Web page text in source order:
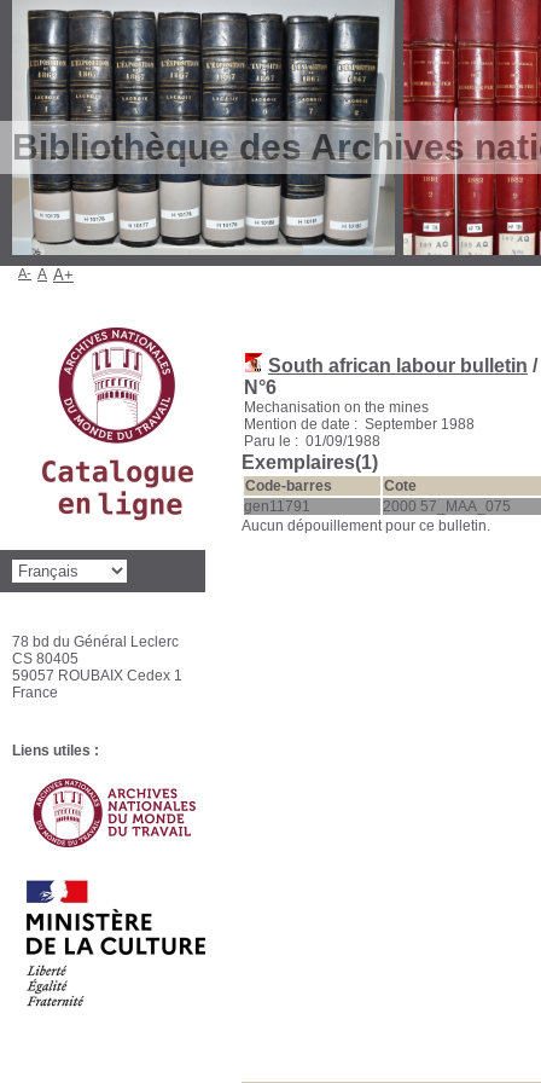
Bibliothèque des Archives
South african labour bulletin
N°6
Mechanisation on the mines
Mention de date : September 1988
Paru le : 01/09/1988
Exemplaires(1)
Code-barres
Cote
gen11791
2000 57_MAA_075
Aucun dépouillement pour ce bulletin.
A- A A+
78 bd du Général Leclerc
CS 80405
59057 ROUBAIX Cedex 1
France
Liens utiles :